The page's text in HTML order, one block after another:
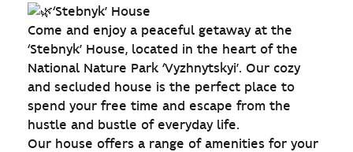
‘Stebnyk’ House
Come and enjoy a peaceful getaway at the
‘Stebnyk’ House, located in the heart of the
National Nature Park ‘Vyzhnytskyi’. Our cozy
and secluded house is the perfect place to
spend your free time and escape from the
hustle and bustle of everyday life.
Our house offers a range of amenities for your